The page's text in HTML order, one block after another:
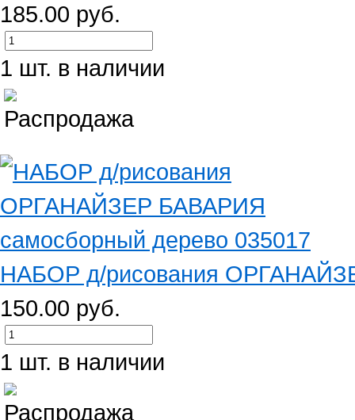
185.00 руб.
1 шт. в наличии
НАБОР д/рисования
150.00 руб.
1 шт. в наличии